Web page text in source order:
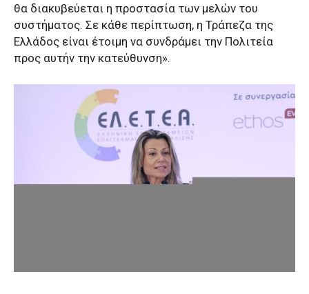
θα διακυβεύεται η προστασία των μελών του
συστήματος. Σε κάθε περίπτωση, η Τράπεζα της
Ελλάδος είναι έτοιμη να συνδράμει την Πολιτεία
προς αυτήν την κατεύθυνση».